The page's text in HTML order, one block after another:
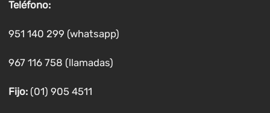
Teléfono:
951 140 299 (whatsapp)
967 116 758 (llamadas)
Fijo:(01) 905 4511